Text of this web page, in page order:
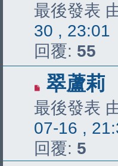
最後發表
30 , 23:01
回覆: 55
翠蘆莉
最後發表
07-16 ,
回覆: 5